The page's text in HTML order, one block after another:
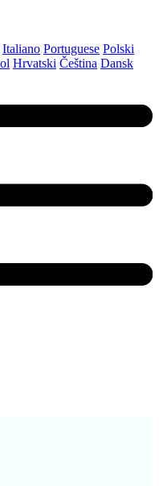
Italiano Portuguese Polski
Hrvatski Čeština Dansk